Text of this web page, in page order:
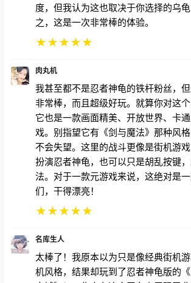
度，但我认为这也取决于你选择的乌
之，这是一次非常棒的体验。
★★★★★
肉丸机
我甚至都不是忍者神龟的铁杆粉丝，
非常棒，而且超级好玩。就算你对这个
它也是一款画面精美、开放世界、卡
戏。别指望它有《剑与魔法》那种风
不会失望。这里的战斗更像是街机游
扮演忍者神龟，也可以只是胡乱按键
法。对于一款元游戏来说，这绝对是
们，干得漂亮！
★★★★★
名库生人
太棒了！我原本以为只是像经典街机
机风格，结果却玩到了忍者神龟版的